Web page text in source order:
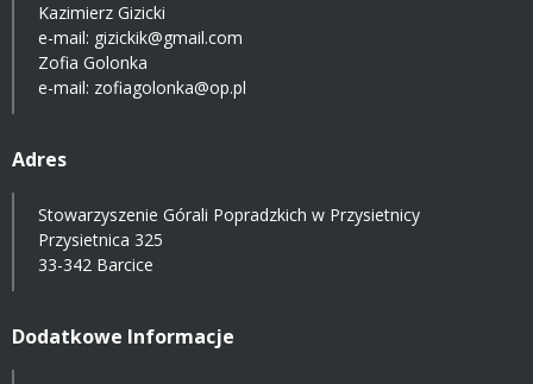
Kazimierz Gizicki
e-mail: gizickik@gmail.com
Zofia Golonka
e-mail: zofiagolonka@op.pl
Adres
Stowarzyszenie Górali Popradzkich w Przysietnicy
Przysietnica 325
33-342 Barcice
Dodatkowe Informacje